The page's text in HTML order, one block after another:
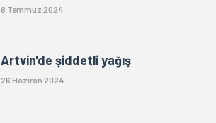
8 Temmuz 2024
Artvin'de şiddetli yağış
26 Haziran 2024